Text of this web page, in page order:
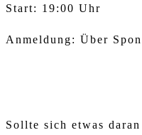
Start: 19:00 Uhr
Anmeldung: Über
Sollte sich etwas